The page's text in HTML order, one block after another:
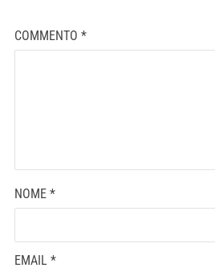
COMMENTO *
NOME *
EMAIL *